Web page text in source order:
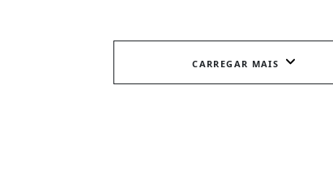
CARREGAR MAIS